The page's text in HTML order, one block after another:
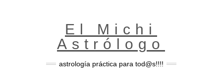
El Michi
Astrólogo
astrología práctica para tod@s!!!!